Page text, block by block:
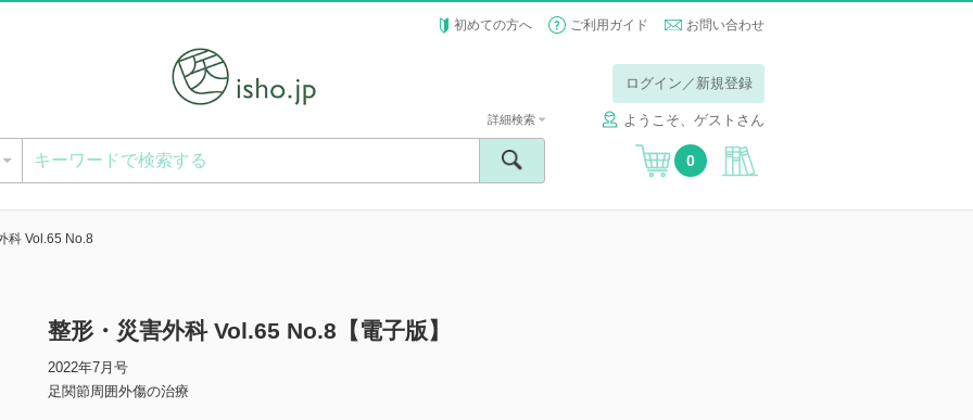
初めての方へ ご利用ガイド お問い合わせ
ログイン／新規登録
ようこそ、ゲストさん
詳細検索
0
科 Vol.65 No.8
整形・災害外科 Vol.65 No.8【電子版】
2022年7月号
足関節周囲外傷の治療